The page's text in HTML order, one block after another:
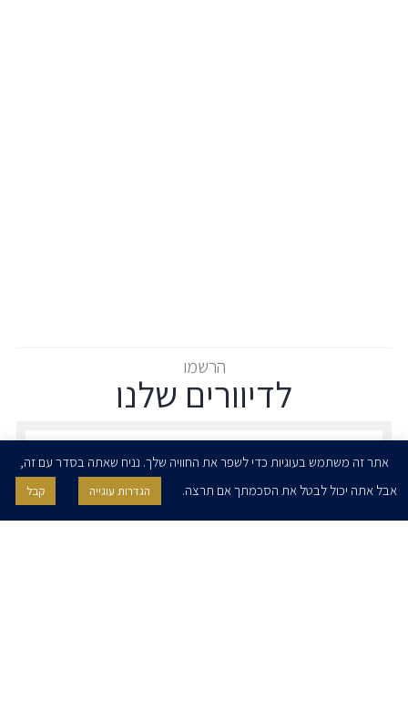
הרשמו
לדיוורים שלנו
אני מאשר/ת בזאת להרצוג, פוקס, נאמן ושות' לשלוח לי ניוזלטרים,
הודעות והזמנות לאירועים וכנסים. אני רשאי/ת לחזור בי מהסכמתי לעיל בכל
אתר זה משתמש בעוגיות כדי לשפר את החוויה שלך. נניח שאתה בסדר עם זה,
אבל אתה יכול לבטל את הסכמתך אם תרצה.
הגדרות עוגייה קבל